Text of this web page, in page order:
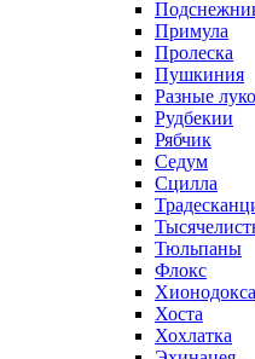
Примула
Пролеска
Пушкиния
Разные
Рудбекии
Рябчик
Седум
Сцилла
Тюльпаны
Флокс
Хионодокса
Хоста
Хохлатка